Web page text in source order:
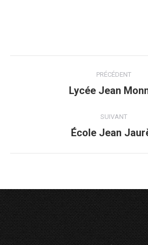
commentaire
PRÉCÉDENT
Onglet
Lycée Jean
SUIVANT
Projets
École Jean